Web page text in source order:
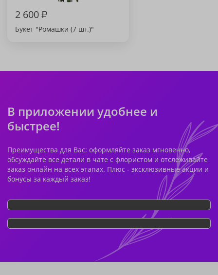
2 600₽
Букет "Ромашки (7 шт.)"
В приложении удобнее и
быстрее!
Преимущества для Вас: оформляйте заказ мгновенно,
обсуждайте все детали в чате с флористом и отслеживайте
заказ онлайн на всех этапах. Плюс - эксклюзивные акции и
бонусы за каждый заказ!